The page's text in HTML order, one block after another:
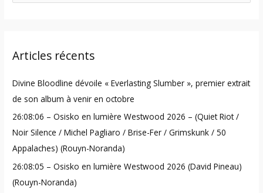
c
f
o
r
:
Articles récents
Divine Bloodline dévoile « Everlasting Slumber », premier extrait
de son album à venir en octobre
26:08:06 – Osisko en lumière Westwood 2026 – (Quiet Riot /
Noir Silence / Michel Pagliaro / Brise-Fer / Grimskunk / 50
Appalaches) (Rouyn-Noranda)
26:08:05 – Osisko en lumière Westwood 2026 (David Pineau)
(Rouyn-Noranda)